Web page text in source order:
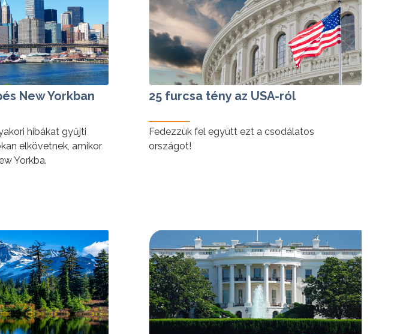
New Yorkban
hibákat gyűjti
elkövetnek, amikor
Yorkba.
25 furcsa tény az USA-ról
Fedezzük fel együtt ezt a csodálatos
országot!